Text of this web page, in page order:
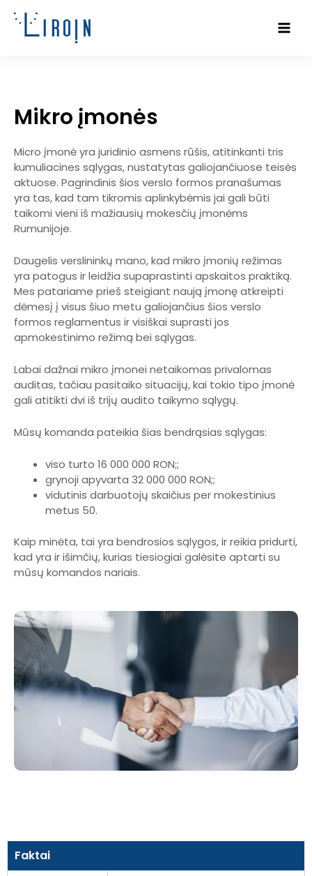
prie
turinio
Mikro įmonės
Micro įmonė yra juridinio asmens rūšis, atitinkanti tris
kumuliacines sąlygas, nustatytas galiojančiuose teisės
aktuose. Pagrindinis šios verslo formos pranašumas
yra tas, kad tam tikromis aplinkybėmis jai gali būti
taikomi vieni iš mažiausių mokesčių įmonėms
Rumunijoje.
Daugelis verslininkų mano, kad mikro įmonių režimas
yra patogus ir leidžia supaprastinti apskaitos praktiką.
Mes patariame prieš steigiant naują įmonę atkreipti
dėmesį į visus šiuo metu galiojančius šios verslo
formos reglamentus ir visiškai suprasti jos
apmokestinimo režimą bei sąlygas.
Labai dažnai mikro įmonei netaikomas privalomas
auditas, tačiau pasitaiko situacijų, kai tokio tipo įmonė
gali atitikti dvi iš trijų audito taikymo sąlygų.
Mūsų komanda pateikia šias bendrąsias sąlygas:
viso turto 16 000 000 RON;;
grynoji apyvarta 32 000 000 RON;;
vidutinis darbuotojų skaičius per mokestinius
metus 50.
Kaip minėta, tai yra bendrosios sąlygos, ir reikia pridurti,
kad yra ir išimčių, kurias tiesiogiai galėsite aptarti su
mūsų komandos nariais.
Faktai